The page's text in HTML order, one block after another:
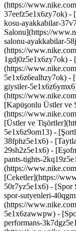
(https://
37eefz5e1x6zy7ok) -
kosu-ayakkabilar-
Salonu](https://
salonu-ayakkabilar-
(https://
1gdj0z5e1x6zy7ok) -
(https://
5e1x6z6ealhzy7ok) -
giysiler-
(https://
[Kapüşonlu Üstler ve
(https://
[Üstler ve
5e1x6z9om13) -
38fphz5e1x6) -
29sh2z5e1x6) -
pants-tights-
(https://
[Ceketler](https://
50r7yz5e1x6) -
spor-sutyenleri-
(https://
5e1x6zawwpw) -
performans-